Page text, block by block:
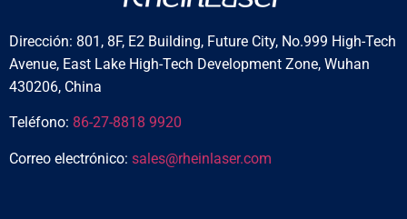
Dirección: 801, 8F, E2 Building, Future City, No.999 High-Tech
Avenue, East Lake High-Tech Development Zone, Wuhan
430206, China
Teléfono: 86-27-8818 9920
Correo electrónico: sales@rheinlaser.com